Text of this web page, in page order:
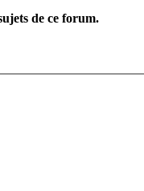
de ce forum.